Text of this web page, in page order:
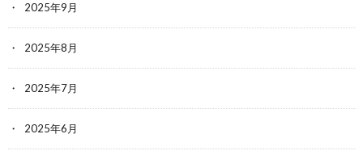
2025年9月
2025年8月
2025年7月
2025年6月